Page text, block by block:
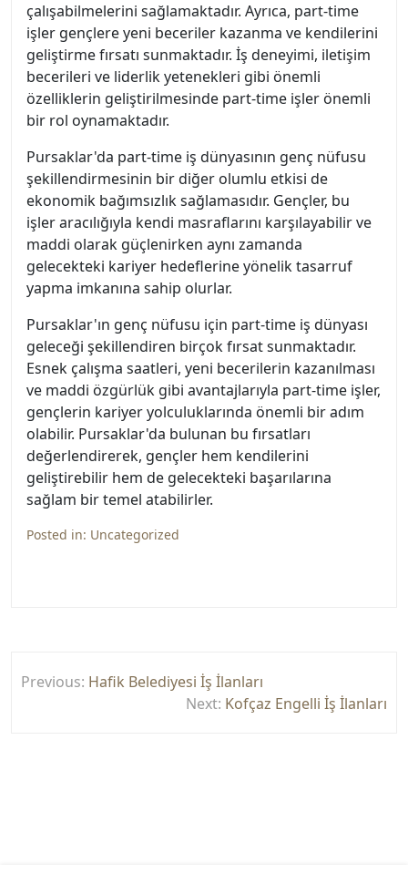
çalışabilmelerini sağlamaktadır. Ayrıca, part-time
işler gençlere yeni beceriler kazanma ve kendilerini
geliştirme fırsatı sunmaktadır. İş deneyimi, iletişim
becerileri ve liderlik yetenekleri gibi önemli
özelliklerin geliştirilmesinde part-time işler önemli
bir rol oynamaktadır.
Pursaklar'da part-time iş dünyasının genç nüfusu
şekillendirmesinin bir diğer olumlu etkisi de
ekonomik bağımsızlık sağlamasıdır. Gençler, bu
işler aracılığıyla kendi masraflarını karşılayabilir ve
maddi olarak güçlenirken aynı zamanda
gelecekteki kariyer hedeflerine yönelik tasarruf
yapma imkanına sahip olurlar.
Pursaklar'ın genç nüfusu için part-time iş dünyası
geleceği şekillendiren birçok fırsat sunmaktadır.
Esnek çalışma saatleri, yeni becerilerin kazanılması
ve maddi özgürlük gibi avantajlarıyla part-time işler,
gençlerin kariyer yolculuklarında önemli bir adım
olabilir. Pursaklar'da bulunan bu fırsatları
değerlendirerek, gençler hem kendilerini
geliştirebilir hem de gelecekteki başarılarına
sağlam bir temel atabilirler.
Posted in: Uncategorized
gezinmesi
Previous: Hafik Belediyesi İş İlanları
Next: Kofçaz Engelli İş İlanları